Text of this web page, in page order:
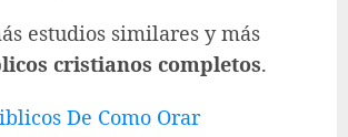
estudios similares y más
cristianos completos.
De Como Orar